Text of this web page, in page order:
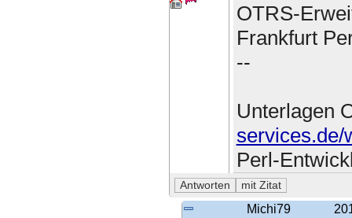
OTRS-
Frankfurt
--
Unterlagen
services.de/
Perl-
Michi79